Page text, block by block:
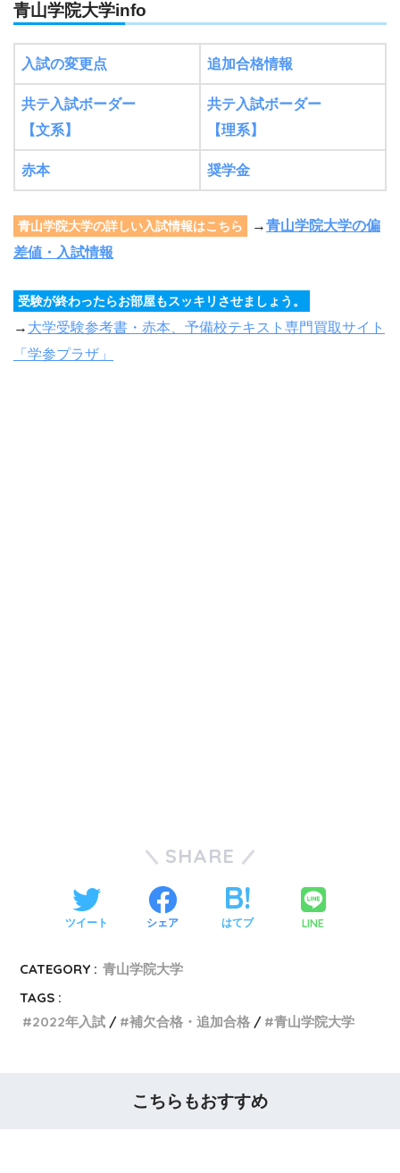
青山学院大学info
入試の変更点 追加合格情報
共テ入試ボーダー
【文系】
共テ入試ボーダー
【理系】
赤本 奨学金
青山学院大学の詳しい入試情報はこちら →青山学院大学の偏
差値・入試情報
受験が終わったらお部屋もスッキリさせましょう。
→ 大学受験参考書・赤本、予備校テキスト専門買取サイト
「学参プラザ」
SHARE
ツイート シェア はてブ LINE
CATEGORY : 青山学院大学
TAGS :
2022年入試
補欠合格・追加合格 青山学院大学
こちらもおすすめ